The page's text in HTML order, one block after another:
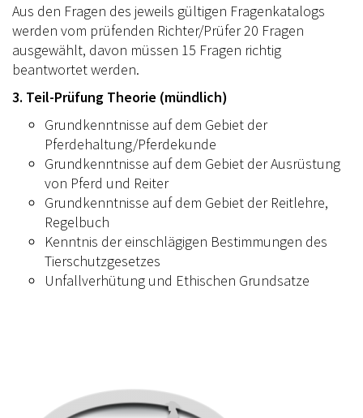
Aus den Fragen des jeweils gültigen Fragenkatalogs
werden vom prüfenden Richter/Prüfer 20 Fragen
ausgewählt, davon müssen 15 Fragen richtig
beantwortet werden.
3. Teil-Prüfung Theorie (mündlich)
Grundkenntnisse auf dem Gebiet der
Pferdehaltung/Pferdekunde
Grundkenntnisse auf dem Gebiet der Ausrüstung
von Pferd und Reiter
Grundkenntnisse auf dem Gebiet der Reitlehre,
Regelbuch
Kenntnis der einschlägigen Bestimmungen des
Tierschutzgesetzes
Unfallverhütung und Ethischen Grundsatze